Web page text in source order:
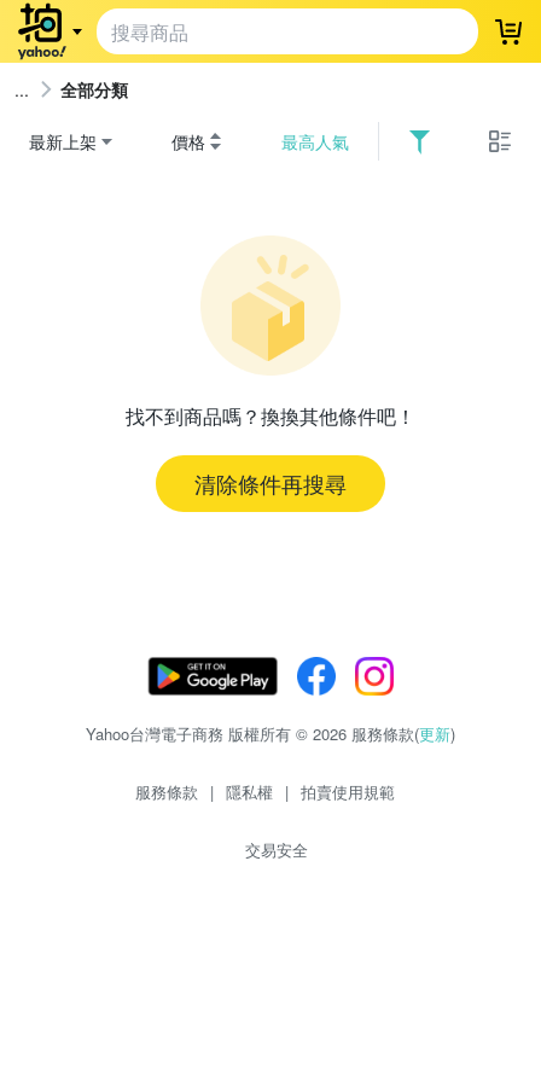
登
全部分類
最新上架 價格 最高人氣
找不到商品嗎？換換其他條件吧！
清除條件再搜尋
Yahoo台灣電子商務 版權所有 © 2026 服務條款(更新)
服務條款 | 隱私權 | 拍賣使用規範
交易安全